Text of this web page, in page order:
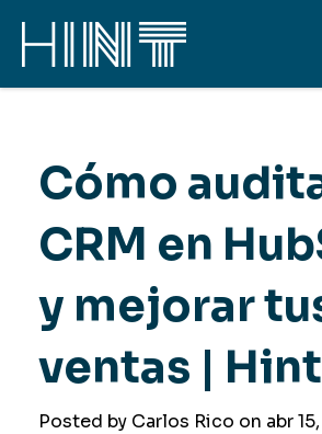
Cómo
CRM en
y mejorar
ventas |
Posted by Carlos Rico on abr